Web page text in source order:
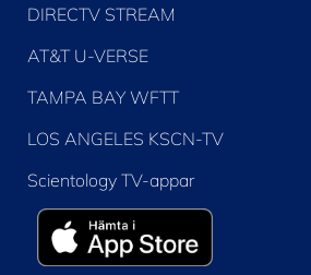
DIRECTV STREAM
AT&T U-VERSE
TAMPA BAY WFTT
LOS ANGELES KSCN-TV
Scientology TV-appar